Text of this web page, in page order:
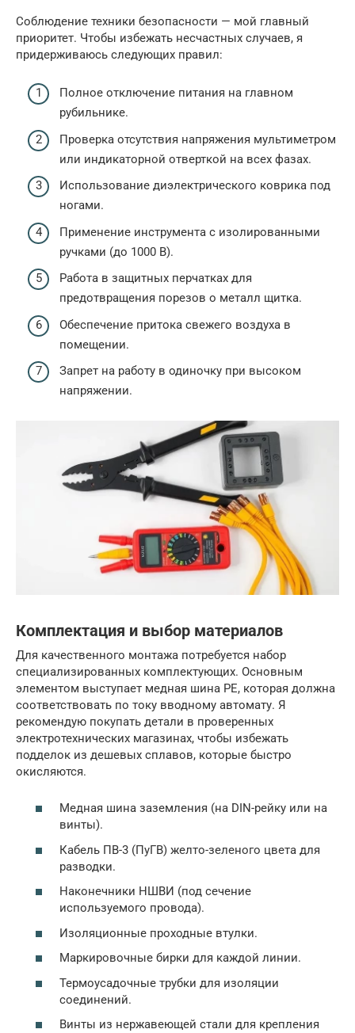
Соблюдение техники безопасности — мой главный
приоритет. Чтобы избежать несчастных случаев, я
придерживаюсь следующих правил:
Полное отключение питания на главном
рубильнике.
Проверка отсутствия напряжения мультиметром
или индикаторной отверткой на всех фазах.
Использование диэлектрического коврика под
ногами.
Применение инструмента с изолированными
ручками (до 1000 В).
Работа в защитных перчатках для
предотвращения порезов о металл щитка.
Обеспечение притока свежего воздуха в
помещении.
Запрет на работу в одиночку при высоком
напряжении.
Комплектация и выбор материалов
Для качественного монтажа потребуется набор
специализированных комплектующих. Основным
элементом выступает медная шина PE, которая должна
соответствовать по току вводному автомату. Я
рекомендую покупать детали в проверенных
электротехнических магазинах, чтобы избежать
подделок из дешевых сплавов, которые быстро
окисляются.
Медная шина заземления (на DIN-рейку или на
винты).
Кабель ПВ-3 (ПуГВ) желто-зеленого цвета для
разводки.
Наконечники НШВИ (под сечение
используемого провода).
Изоляционные проходные втулки.
Маркировочные бирки для каждой линии.
Термоусадочные трубки для изоляции
соединений.
Винты из нержавеющей стали для крепления